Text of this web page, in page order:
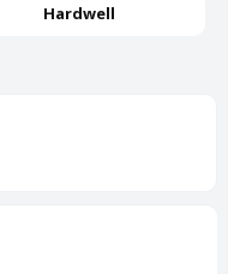
Hardwell